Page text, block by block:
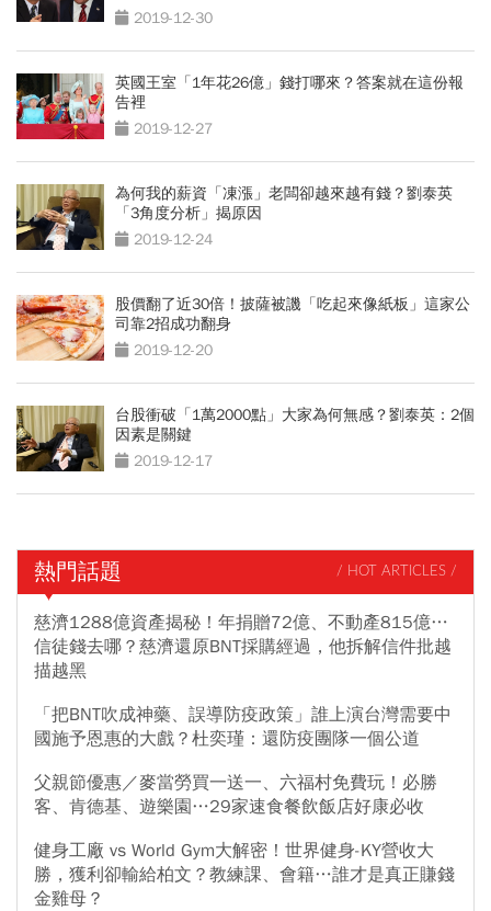
2019-12-30
英國王室「1年花26億」錢打哪來？答案就在這份報
告裡
2019-12-27
為何我的薪資「凍漲」老闆卻越來越有錢？劉泰英
「3角度分析」揭原因
2019-12-24
股價翻了近30倍！披薩被譏「吃起來像紙板」這家公
司靠2招成功翻身
2019-12-20
台股衝破「1萬2000點」大家為何無感？劉泰英：2個
因素是關鍵
2019-12-17
熱門話題 / HOT ARTICLES /
慈濟1288億資產揭秘！年捐贈72億、不動產815億…
信徒錢去哪？慈濟還原BNT採購經過，他拆解信件批越
描越黑
「把BNT吹成神藥、誤導防疫政策」誰上演台灣需要中
國施予恩惠的大戲？杜奕瑾：還防疫團隊一個公道
父親節優惠／麥當勞買一送一、六福村免費玩！必勝
客、肯德基、遊樂園…29家速食餐飲飯店好康必收
健身工廠 vs World Gym大解密！世界健身-KY營收大
勝，獲利卻輸給柏文？教練課、會籍…誰才是真正賺錢
金雞母？